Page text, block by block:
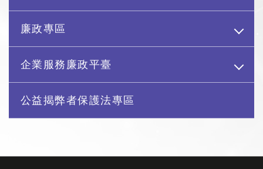
廉政專區
企業服務廉政平臺
公益揭弊者保護法專區